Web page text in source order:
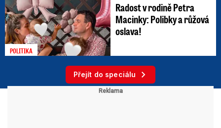
POLITIKA
Radost v rodině Petra
Macinky: Polibky a růžová
oslava!
Přejít do speciálu